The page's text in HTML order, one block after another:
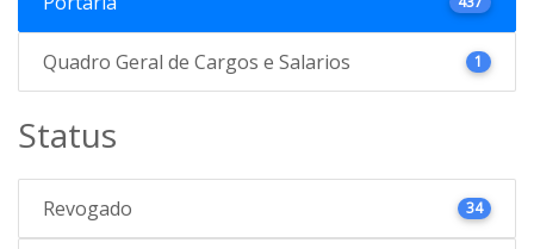
Quadro Geral de Cargos e Salarios 1
Status
Revogado 34